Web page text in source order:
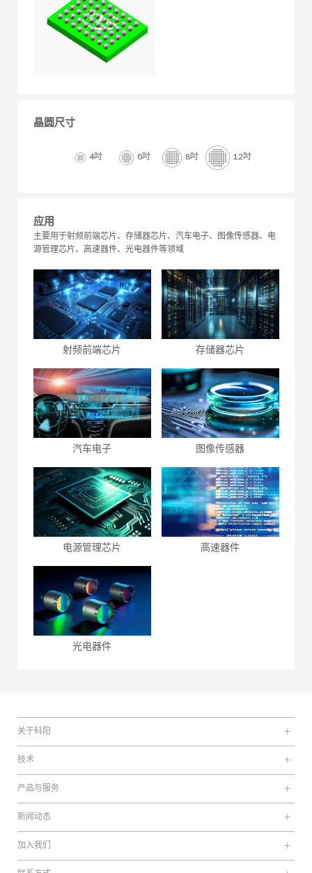
晶圆尺寸
4吋 6吋 8吋 12吋
应用
主要用于射频前端芯片、存储器芯片、汽车电子、图像传感器、电
源管理芯片、高速器件、光电器件等领域
射频前端芯片 存储器芯片
汽车电子 图像传感器
电源管理芯片 高速器件
光电器件
关于科阳
技术
产品与服务
新闻动态
加入我们